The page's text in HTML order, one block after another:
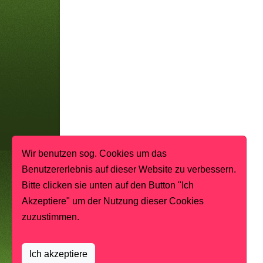
Wir benutzen sog. Cookies um das
Benutzererlebnis auf dieser Website zu verbessern.
Bitte clicken sie unten auf den Button "Ich
Akzeptiere" um der Nutzung dieser Cookies
zuzustimmen.
Ich akzeptiere